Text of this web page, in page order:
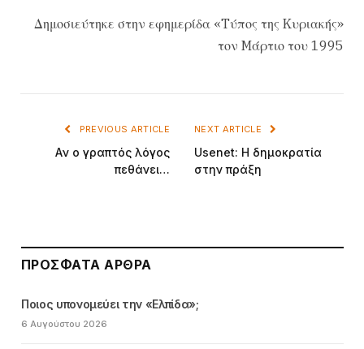
Δημοσιεύτηκε στην εφημερίδα «Tύπος της Kυριακής»
τον Mάρτιο του 1995
PREVIOUS ARTICLE
Aν ο γραπτός λόγος
πεθάνει…
NEXT ARTICLE
Usenet: H δημοκρατία
στην πράξη
ΠΡΌΣΦΑΤΑ ΆΡΘΡΑ
Ποιος υπονομεύει την «Ελπίδα»;
6 Αυγούστου 2026